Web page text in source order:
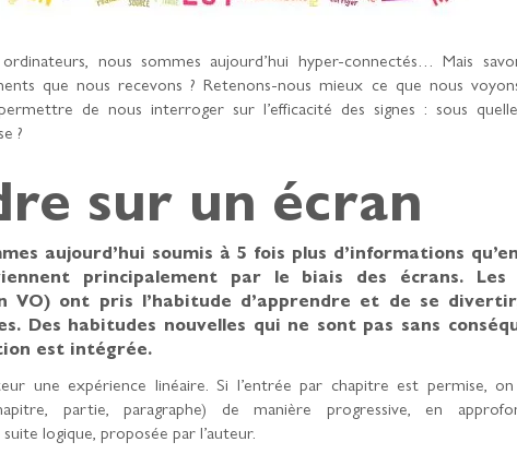
nous sommes aujourd’hui hyper-connectés… Mais
que nous recevons ? Retenons-nous mieux ce que nous
de nous interroger sur l’efficacité des signes : sous
?
sur un écran
aujourd’hui soumis à 5 fois plus d’informations
principalement par le biais des écrans. Les
VO) ont pris l’habitude d’apprendre et de se
Des habitudes nouvelles qui ne sont pas sans
est intégrée.
une expérience linéaire. Si l’entrée par chapitre est permise, on
partie, paragraphe) de manière progressive, en
logique, proposée par l’auteur.